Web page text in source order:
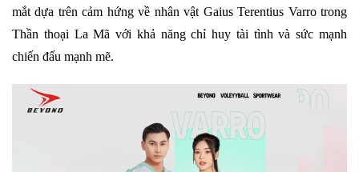
mắt dựa trên cảm hứng về nhân vật Gaius Terentius Varro trong
Thần thoại La Mã với khả năng chỉ huy tài tình và sức mạnh
chiến đấu mạnh mẽ.